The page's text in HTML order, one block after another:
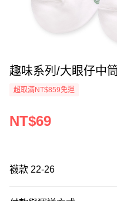
趣味系列/大眼仔中
超取滿NT$859免運
NT$69
襪款 22-26